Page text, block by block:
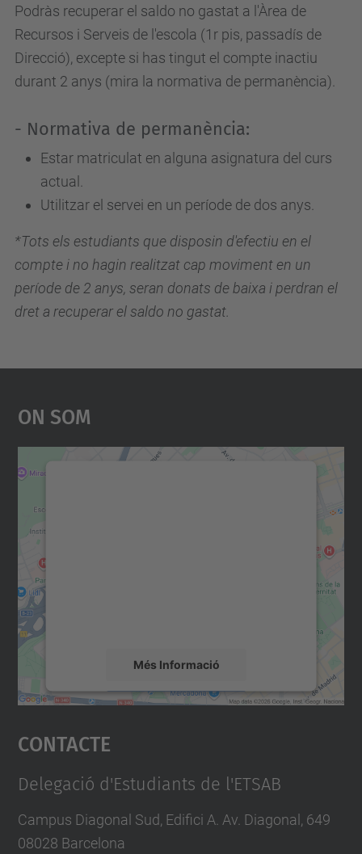
Podràs recuperar el saldo no gastat a l'Àrea de
Recursos i Serveis de l'escola (1r pis, passadís de
Direcció), excepte si has tingut el compte inactiu
durant 2 anys (mira la normativa de permanència).
- Normativa de permanència:
Estar matriculat en alguna asignatura del curs
actual.
Utilitzar el servei en un període de dos anys.
*Tots els estudiants que disposin d'efectiu en el
compte i no hagin realitzat cap moviment en un
període de 2 anys, seran donats de baixa i perdran el
dret a recuperar el saldo no gastat.
On Som
Més Informació
Accepta
powered by
Contacte
Delegació d'Estudiants de l'ETSAB
Campus Diagonal Sud, Edifici A. Av. Diagonal, 649
08028 Barcelona